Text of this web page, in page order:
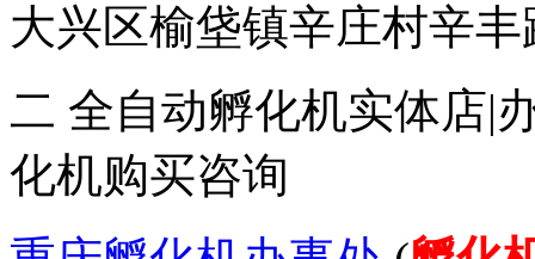
大兴区榆垡镇辛庄村辛丰
二 全自动孵化机实体店|
化机购买咨询